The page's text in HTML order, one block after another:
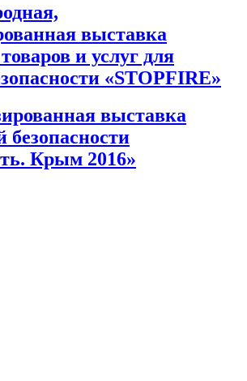
выставка
и услуг для
«STOPFIRE»
выставка
безопасности
Крым 2016»